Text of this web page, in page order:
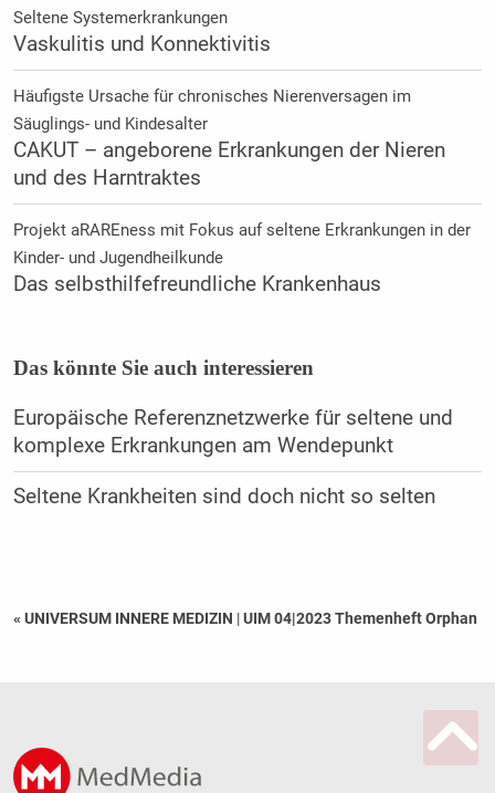
Seltene Systemerkrankungen
Vaskulitis und Konnektivitis
Häufigste Ursache für chronisches Nierenversagen im
Säuglings- und Kindesalter
CAKUT – angeborene Erkrankungen der Nieren
und des Harntraktes
Projekt aRAREness mit Fokus auf seltene Erkrankungen in der
Kinder- und Jugendheilkunde
Das selbsthilfefreundliche Krankenhaus
Das könnte Sie auch interessieren
Europäische Referenznetzwerke für seltene und
komplexe Erkrankungen am Wendepunkt
Seltene Krankheiten sind doch nicht so selten
« UNIVERSUM INNERE MEDIZIN |UIM 04|2023 Themenheft Orphan